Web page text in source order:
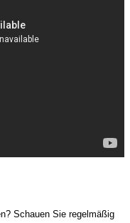
Schauen Sie regelmäßig